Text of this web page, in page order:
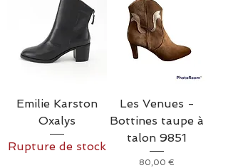
Emilie Karston
Oxalys
Rupture de stock
Les Venues -
Bottines taupe à
talon 9851
Prix
80,00 €